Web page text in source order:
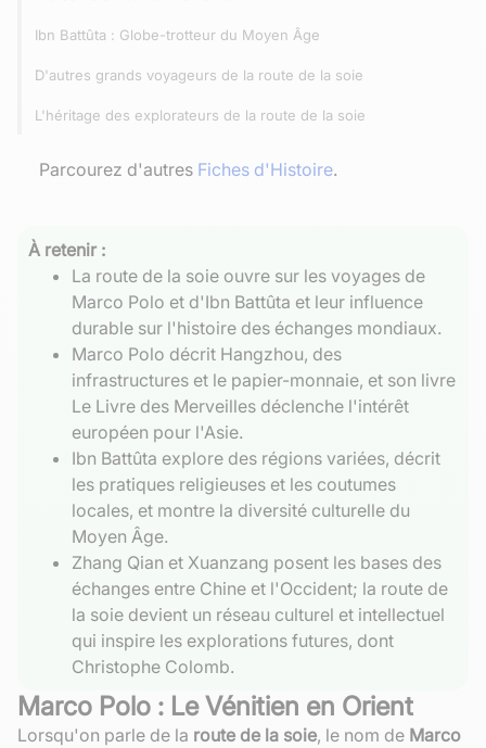
Ibn Battûta : Globe-trotteur du Moyen Âge
D'autres grands voyageurs de la route de la soie
L'héritage des explorateurs de la route de la soie
Parcourez d'autres Fiches d'Histoire.
À retenir :
La route de la soie ouvre sur les voyages de
Marco Polo et d'Ibn Battûta et leur influence
durable sur l'histoire des échanges mondiaux.
Marco Polo décrit Hangzhou, des
infrastructures et le papier-monnaie, et son livre
Le Livre des Merveilles déclenche l'intérêt
européen pour l'Asie.
Ibn Battûta explore des régions variées, décrit
les pratiques religieuses et les coutumes
locales, et montre la diversité culturelle du
Moyen Âge.
Zhang Qian et Xuanzang posent les bases des
échanges entre Chine et l'Occident; la route de
la soie devient un réseau culturel et intellectuel
qui inspire les explorations futures, dont
Christophe Colomb.
Marco Polo : Le Vénitien en Orient
Lorsqu'on parle de la route de la soie, le nom de Marco